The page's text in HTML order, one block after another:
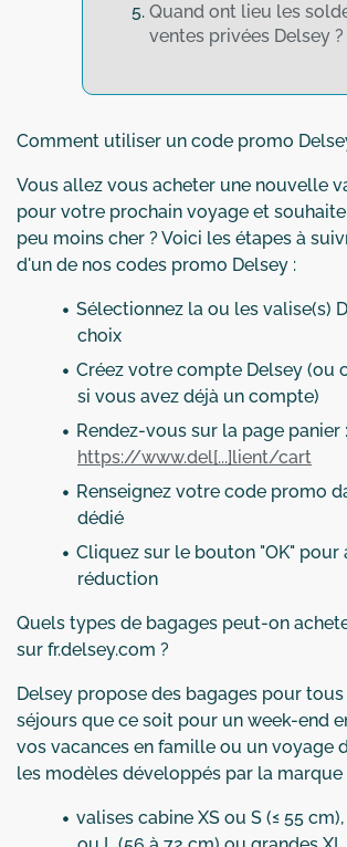
Quand ont lieu les
ventes privées Delsey ?
Comment utiliser un code promo
Vous allez vous acheter une nouvelle
pour votre prochain voyage et
peu moins cher ? Voici les étapes à
d'un de nos codes promo Delsey :
Sélectionnez la ou les valise(s)
choix
Créez votre compte Delsey (ou
si vous avez déjà un compte)
Rendez-vous sur la page panier :
https://www.del[...]lient/cart
Renseignez votre code promo
dédié
Cliquez sur le bouton "OK"
réduction
Quels types de bagages peut-on
sur fr.delsey.com ?
Delsey propose des bagages pour
séjours que ce soit pour un week-end
vos vacances en famille ou un voyage
les modèles développés par la marque
valises cabine XS ou S (≤ 55